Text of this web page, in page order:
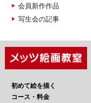
会員新作作品
写生会の記事
初めて絵を描く
コース・料金